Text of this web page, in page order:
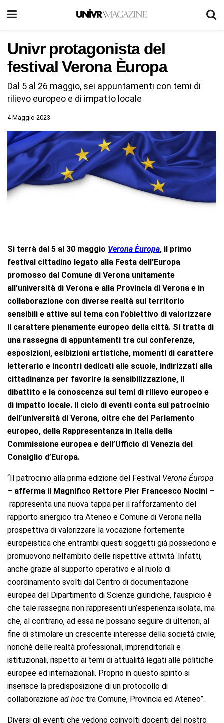
Univr protagonista del
festival Verona Èuropa
Dal 5 al 26 maggio, sei appuntamenti con temi di
rilievo europeo e di impatto locale
4 Maggio 2023
Si terrà dal 5 al 30 maggio Verona Èuropa, il primo
festival cittadino legato alla Festa dell’Europa
promosso dal Comune di Verona unitamente
all’università di Verona e alla Provincia di Verona e in
collaborazione con diverse realtà sul territorio
sensibili e attive sul tema con l’obiettivo di valorizzare
il carattere pienamente europeo della città. Si tratta di
una rassegna di appuntamenti tra cui conferenze,
esposizioni, esibizioni artistiche, momenti di carattere
letterario e incontri dedicati alle scuole, indirizzati alla
cittadinanza per favorire la sensibilizzazione, il
dibattito e la conoscenza sui temi di rilievo europeo e
di impatto locale. Il ciclo di eventi conta sul patrocinio
dell’università di Verona, oltre che del Parlamento
europeo, della Rappresentanza in Italia della
Commissione europea e dell’Ufficio di Venezia del
Consiglio d’Europa.
“Il patrocinio alla prima edizione del Festival Verona Éuropa
– afferma il Magnifico Rettore Pier Francesco Nocini –
rappresenta una nuova tappa per il rafforzamento del
rapporto sinergico tra Ateneo e Comune di Verona nella
prospettiva di valorizzare la vocazione fortemente
europeistica che entrambi questi soggetti già possiedono e
promuovono nell’ambito delle rispettive attività. Infatti,
anche grazie al supporto operativo e al ruolo di
coordinamento svolti dal Centro di documentazione
europea del Dipartimento di Scienze giuridiche, l’auspicio è
che tale rassegna non rappresenti un’esperienza isolata, ma
che, al contrario, ad essa ne possano seguire di ulteriori, al
fine di stimolare un crescente interesse della società civile,
nonché delle realtà professionali, imprenditoriali e
istituzionali, rispetto ai temi di attualità legati alle politiche
europee ed internazionali. Proprio in questo spirito si
inserisce la predisposizione di un protocollo di
collaborazione ad hoc tra Comune, Provincia ed Ateneo”.
Diversi gli eventi che vedono coinvolti docenti del nostro